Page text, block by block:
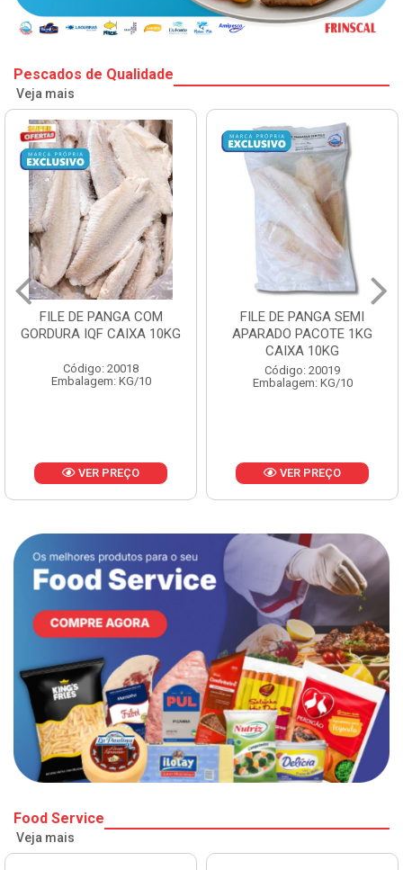
Pescados de Qualidade
Veja mais
FILE DE PANGA SEMI
APARADO PACOTE 1KG
Código: 20019
Embalagem: KG/10
VER PREÇO
POLACA DESFIADA
PESCAMARES PCT5KG
CX10KG
Código: 20161
Embalagem: KG/10
VER PREÇO
Food Service
Veja mais